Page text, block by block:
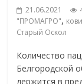
21.06.2021
"ПРОМАГРО",
Старый Оскол
Количество
Белгородской
держится в